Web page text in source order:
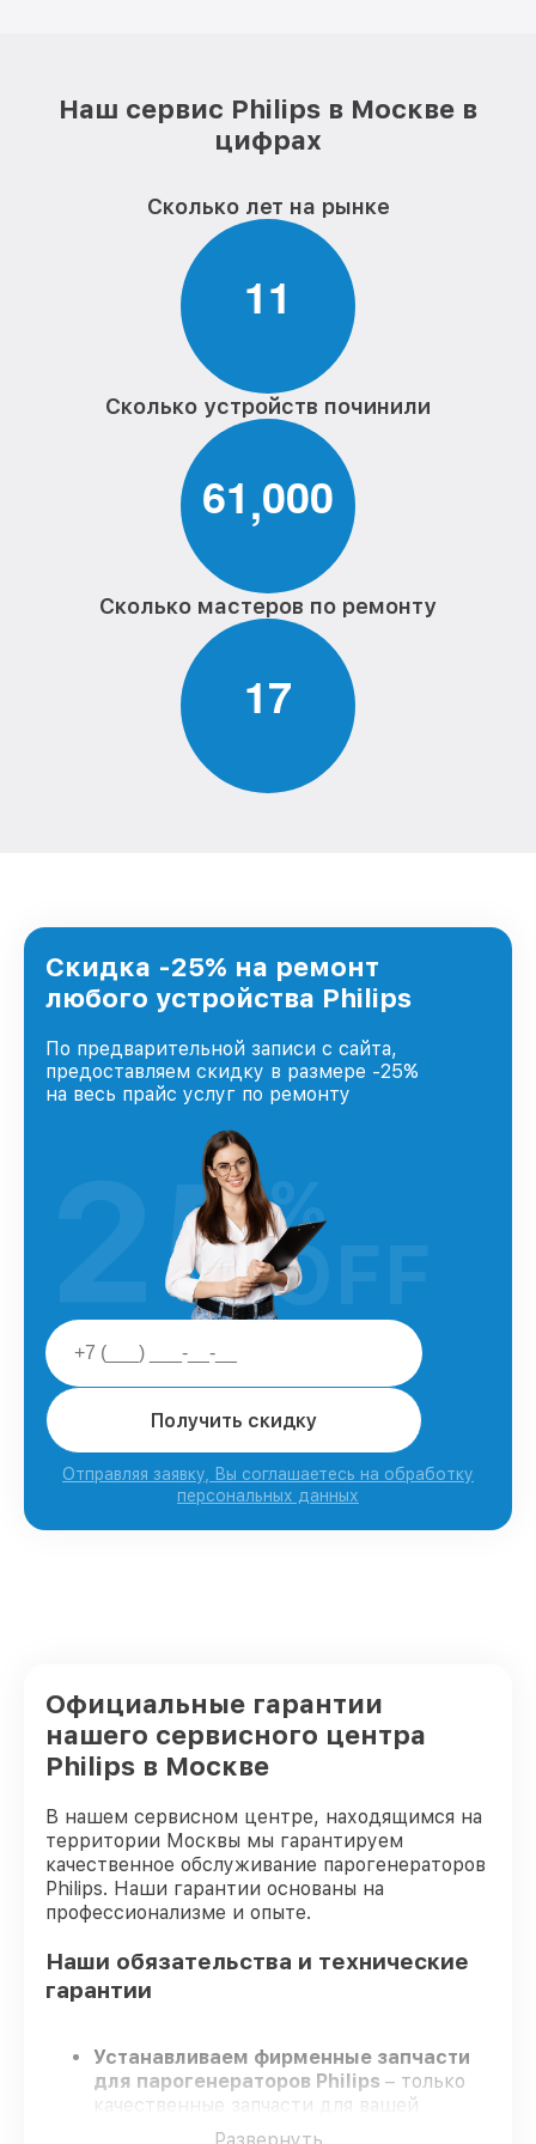
Наш сервис Philips в Москве в
цифрах
Сколько лет на рынке
11
Сколько устройств починили
61,000
Сколько мастеров по ремонту
17
Скидка -25% на ремонт
любого устройства Philips
По предварительной записи с сайта,
предоставляем скидку в размере -25%
на весь прайс услуг по ремонту
Получить скидку
Отправляя заявку, Вы соглашаетесь на обработку
персональных данных
25%
OFF
Официальные гарантии
нашего сервисного центра
Philips в Москве
В нашем сервисном центре, находящимся на
территории Москвы мы гарантируем
качественное обслуживание парогенераторов
Philips. Наши гарантии основаны на
профессионализме и опыте.
Наши обязательства и технические
гарантии
Устанавливаем фирменные запчасти
для парогенераторов Philips – только
качественные запчасти для вашей